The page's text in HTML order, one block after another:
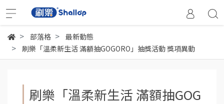
部落格
最新動態
刷樂「溫柔新生活 滿額抽GOGORO」抽獎活動 獎項異動
刷樂「溫柔新生活 滿額抽GOG